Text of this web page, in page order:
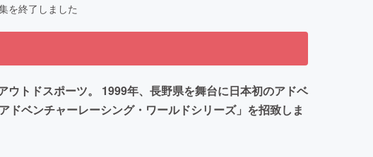
を終了しました
トドスポーツ。 1999年、長野県を舞台に日本初のアドベ
ベンチャーレーシング・ワールドシリーズ」を招致しま